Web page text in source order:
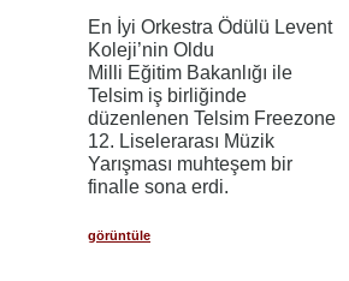
En İyi Orkestra Ödülü Levent
Koleji’nin Oldu
Milli Eğitim Bakanlığı ile
Telsim iş birliğinde
düzenlenen Telsim Freezone
12. Liselerarası Müzik
Yarışması muhteşem bir
finalle sona erdi.
görüntüle